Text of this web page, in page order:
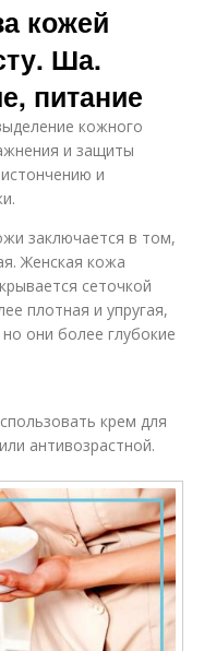
кожей
Ша.
питание
кожного
и защиты
и
заключается в том,
Женская кожа
сеточкой
плотная и упругая,
они более глубокие
крем для
антивозрастной.